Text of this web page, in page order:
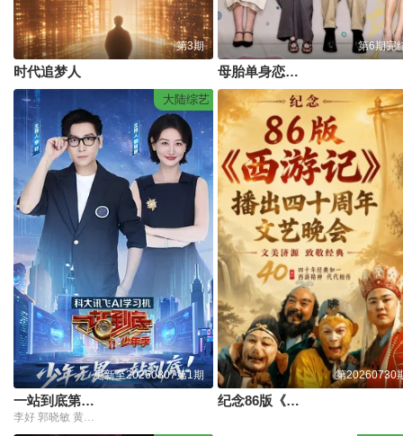
第3期
时代追梦人
第6期完
母胎单身恋爱大作战2节目售后
大陆综艺
更新至20260807第1期
一站到底第二季
第20260730
纪念86版《西游记》播出四十周年文艺晚会